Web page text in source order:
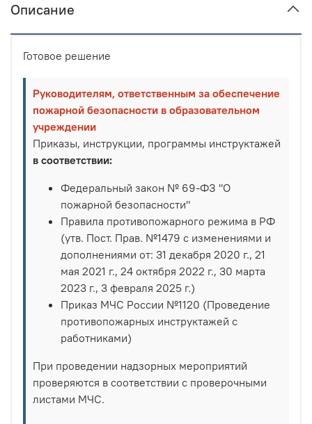
Описание
Готовое решение
Руководителям, ответственным за обеспечение
пожарной безопасности в образовательном
учреждении
Приказы, инструкции, программы инструктажей
в соответствии:
Федеральный закон № 69-ФЗ "О
пожарной безопасности"
Правила противопожарного режима в РФ
(утв. Пост. Прав. №1479 с изменениями и
дополнениями от: 31 декабря 2020 г., 21
мая 2021 г., 24 октября 2022 г., 30 марта
2023 г., 3 февраля 2025 г.)
Приказ МЧС России №1120 (Проведение
противопожарных инструктажей с
работниками)
При проведении надзорных мероприятий
проверяются в соответствии с проверочными
листами МЧС.